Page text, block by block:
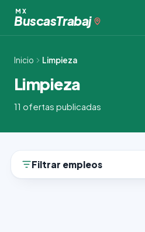
contenido
MX
BuscasTrabaj
Inicio Limpieza
Limpieza
11 ofertas publicadas
Filtrar empleos